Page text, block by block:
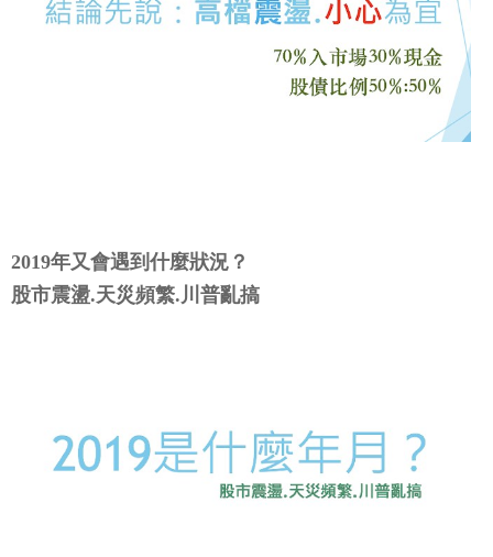
2019年又會遇到什麼狀況？
股市震盪.天災頻繁.川普亂搞